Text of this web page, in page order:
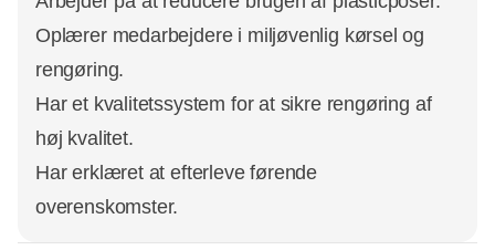
Oplærer medarbejdere i miljøvenlig kørsel og
rengøring.
Har et kvalitetssystem for at sikre rengøring af
høj kvalitet.
Har erklæret at efterleve førende
overenskomster.